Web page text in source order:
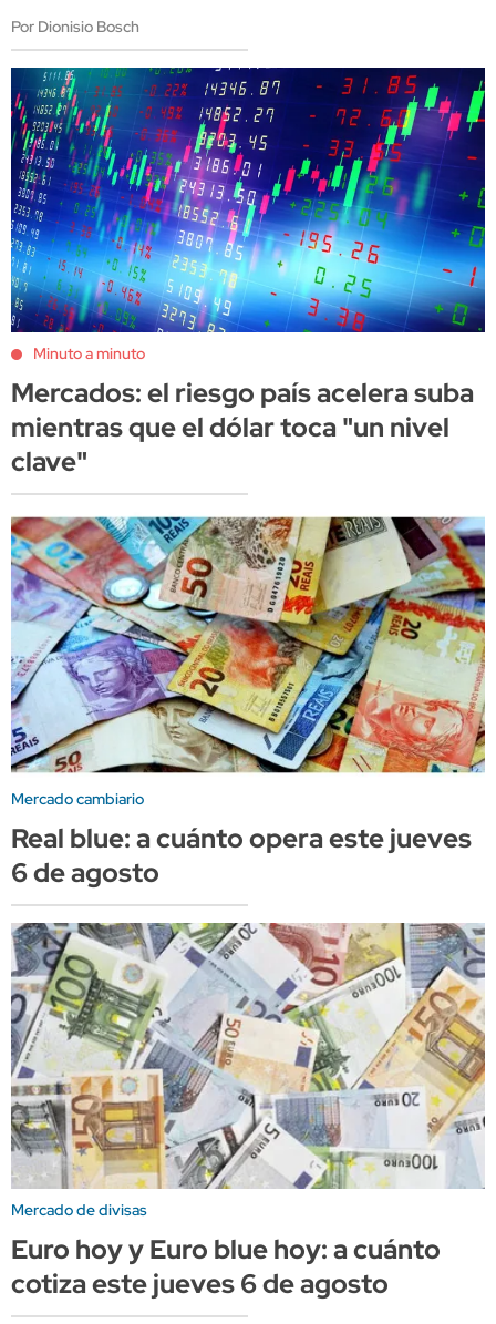
Por Dionisio Bosch
Minuto a minuto
Mercados: el riesgo país acelera suba
mientras que el dólar toca "un nivel
clave"
Mercado cambiario
Real blue: a cuánto opera este jueves
6 de agosto
Mercado de divisas
Euro hoy y Euro blue hoy: a cuánto
cotiza este jueves 6 de agosto